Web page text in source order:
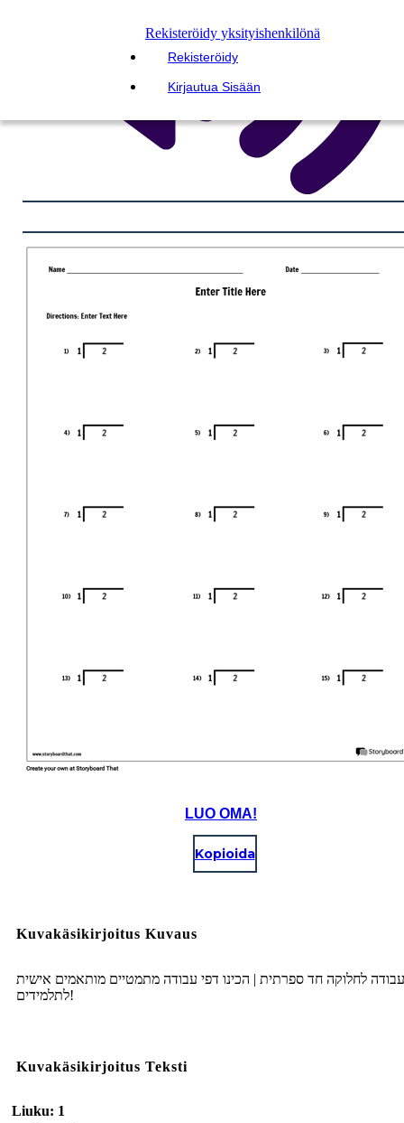
Rekisteröidy yksityishenkilönä
Rekisteröidy
Kirjautua Sisään
LUO OMA!
Kopioida
Kuvakäsikirjoitus Kuvaus
לחלוקה חד ספרתית | הכינו דפי עבודה מתמטיים מותאמים אישית
לתלמידים!
Kuvakäsikirjoitus Teksti
Liuku: 1